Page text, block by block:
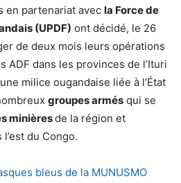
en partenariat avec la Force de
(UPDF) ont décidé, le 26
de deux mois leurs opérations
ADF dans les provinces de l’Ituri
milice ougandaise liée à l’État
groupes armés qui se
minièresde la région et
du Congo.
bleus de la MUNUSMO